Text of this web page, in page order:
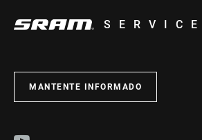
SERVICE
MANTENTE INFORMADO